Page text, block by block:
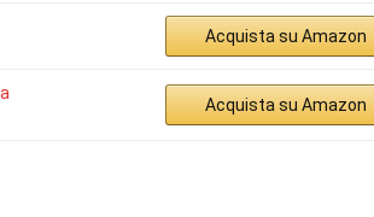
Acquista su Amazon
Acquista su Amazon